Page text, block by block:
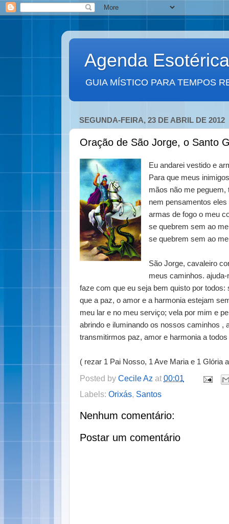
Agenda Esotérica
GUIA MÍSTICO PARA TEMPOS
SEGUNDA-FEIRA, 23 DE ABRIL DE 2012
Oração de São Jorge, o Santo
Eu andarei vestido e
Para que meus
mãos não me peguem,
nem pensamentos
armas de fogo o meu
se quebrem sem ao
se quebrem sem ao
São Jorge, cavaleiro
meus caminhos.
faze com que eu seja bem quisto por
que a paz, o amor e a harmonia estejam
meu lar e no meu serviço; vela por mim e
abrindo e iluminando os nossos caminhos ,
transmitirmos paz, amor e harmonia a
( rezar 1 Pai Nosso, 1 Ave Maria e 1 Glória
Posted by Cecile Az at 00:01
Labels: Orixás, Santos
Nenhum comentário:
Postar um comentário